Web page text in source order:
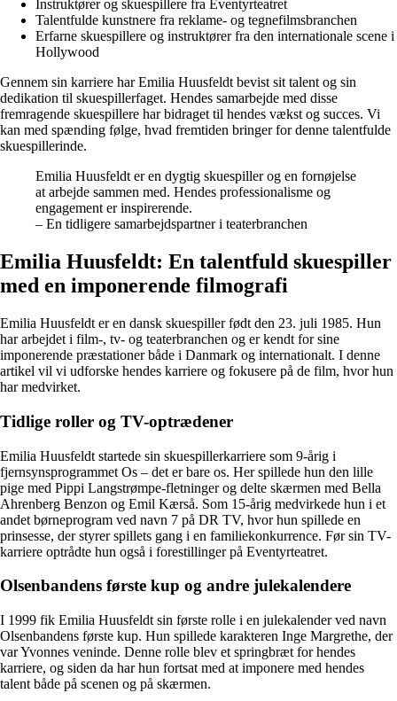
Instruktører og skuespillere fra Eventyrteatret
Talentfulde kunstnere fra reklame- og tegnefilmsbranchen
Erfarne skuespillere og instruktører fra den internationale scene i
Hollywood
Gennem sin karriere har Emilia Huusfeldt bevist sit talent og sin
dedikation til skuespillerfaget. Hendes samarbejde med disse
fremragende skuespillere har bidraget til hendes vækst og succes. Vi
kan med spænding følge, hvad fremtiden bringer for denne talentfulde
skuespillerinde.
Emilia Huusfeldt er en dygtig skuespiller og en fornøjelse
at arbejde sammen med. Hendes professionalisme og
engagement er inspirerende.
– En tidligere samarbejdspartner i teaterbranchen
Emilia Huusfeldt: En talentfuld skuespiller
med en imponerende filmografi
Emilia Huusfeldt er en dansk skuespiller født den 23. juli 1985. Hun
har arbejdet i film-, tv- og teaterbranchen og er kendt for sine
imponerende præstationer både i Danmark og internationalt. I denne
artikel vil vi udforske hendes karriere og fokusere på de film, hvor hun
har medvirket.
Tidlige roller og TV-optrædener
Emilia Huusfeldt startede sin skuespillerkarriere som 9-årig i
fjernsynsprogrammet Os – det er bare os. Her spillede hun den lille
pige med Pippi Langstrømpe-fletninger og delte skærmen med Bella
Ahrenberg Benzon og Emil Kærså. Som 15-årig medvirkede hun i et
andet børneprogram ved navn 7 på DR TV, hvor hun spillede en
prinsesse, der styrer spillets gang i en familiekonkurrence. Før sin TV-
karriere optrådte hun også i forestillinger på Eventyrteatret.
Olsenbandens første kup og andre julekalendere
I 1999 fik Emilia Huusfeldt sin første rolle i en julekalender ved navn
Olsenbandens første kup. Hun spillede karakteren Inge Margrethe, der
var Yvonnes veninde. Denne rolle blev et springbræt for hendes
karriere, og siden da har hun fortsat med at imponere med hendes
talent både på scenen og på skærmen.